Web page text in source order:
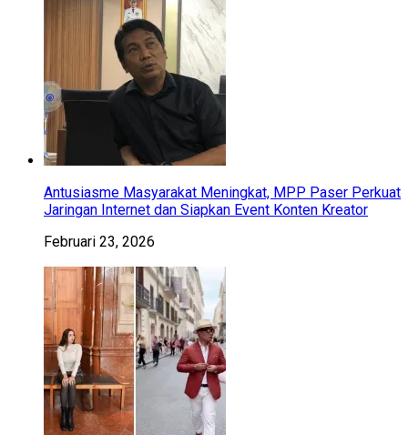
Antusiasme Masyarakat Meningkat, MPP Paser Perkuat
Jaringan Internet dan Siapkan Event Konten Kreator
Februari 23, 2026